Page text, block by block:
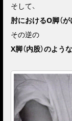
そして、
肘におけるO脚（
その逆の
X脚（内股）のよう